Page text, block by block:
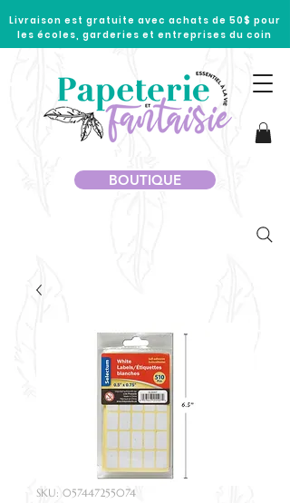
Livraison est gratuite avec achats de 50$ pour
les écoles, garderies et entreprises du coin
BOUTIQUE
SKU: 057447255074